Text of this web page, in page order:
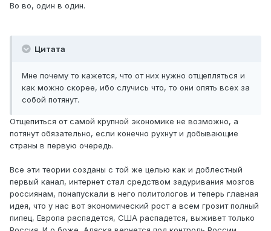
Во во, один в один.
Цитата
Мне почему то кажется, что от них нужно отщепляться и
как можно скорее, ибо случись что, то они опять всех за
собой потянут.
Отщепиться от самой крупной экономике не возможно, а
потянут обязательно, если конечно рухнут и добывающие
страны в первую очередь.
Все эти теории созданы с той же целью как и доблестный
первый канал, интернет стал средством задуривания мозгов
россиянам, понапускали в него политологов и теперь главная
идея, что у нас вот экономический рост а всем грозит полный
пипец, Европа распадется, США распадется, выживет только